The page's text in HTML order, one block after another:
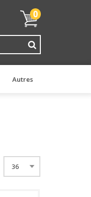
Mon
panier
0
Autres